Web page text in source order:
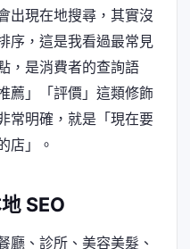
出現在地搜尋，其實沒
序，這是我看過最常見
，是消費者的查詢語
薦」「評價」這類修飾
常明確，就是「現在要
店」。
SEO
廳、診所、美容美髮、